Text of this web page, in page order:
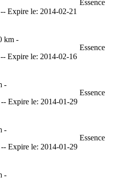
Expire le: 2014-02-21
Essence
km -
Expire le: 2014-02-16
Essence
-
Expire le: 2014-01-29
Essence
-
Expire le: 2014-01-29
Essence
-